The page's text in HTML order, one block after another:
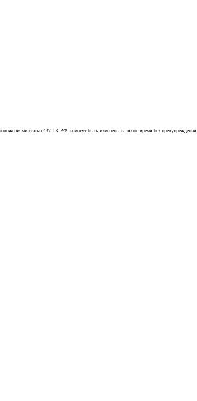
статьи 437 ГК РФ, и могут быть изменены в любое время без предупреждения.